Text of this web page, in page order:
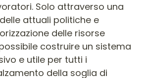
Solo attraverso una
attuali politiche e
delle risorse
costruire un sistema
e utile per tutti i
della soglia di